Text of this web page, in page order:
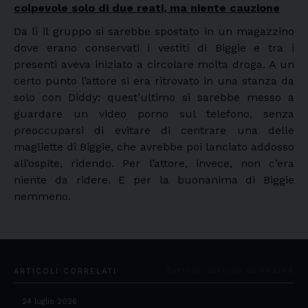
colpevole solo di due reati, ma niente cauzione
Da lì il gruppo si sarebbe spostato in un magazzino
dove erano conservati i vestiti di Biggie e tra i
presenti aveva iniziato a circolare molta droga. A un
certo punto l’attore si era ritrovato in una stanza da
solo con Diddy: quest’ultimo si sarebbe messo a
guardare un video porno sul telefono, senza
preoccuparsi di evitare di centrare una delle
magliette di Biggie, che avrebbe poi lanciato addosso
all’ospite, ridendo. Per l’attore, invece, non c’era
niente da ridere. E per la buonanima di Biggie
nemmeno.
ARTICOLI CORRELATI
24 luglio 2026